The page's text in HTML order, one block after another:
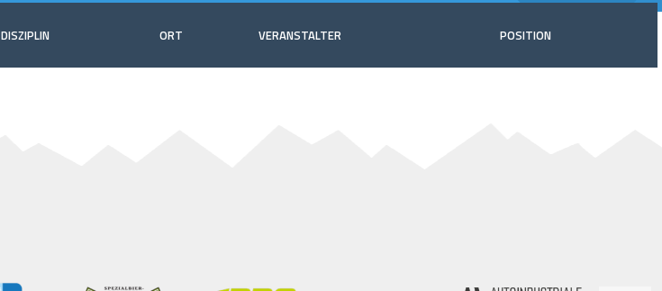
DISZIPLIN ORT VERANSTALTER POSITION